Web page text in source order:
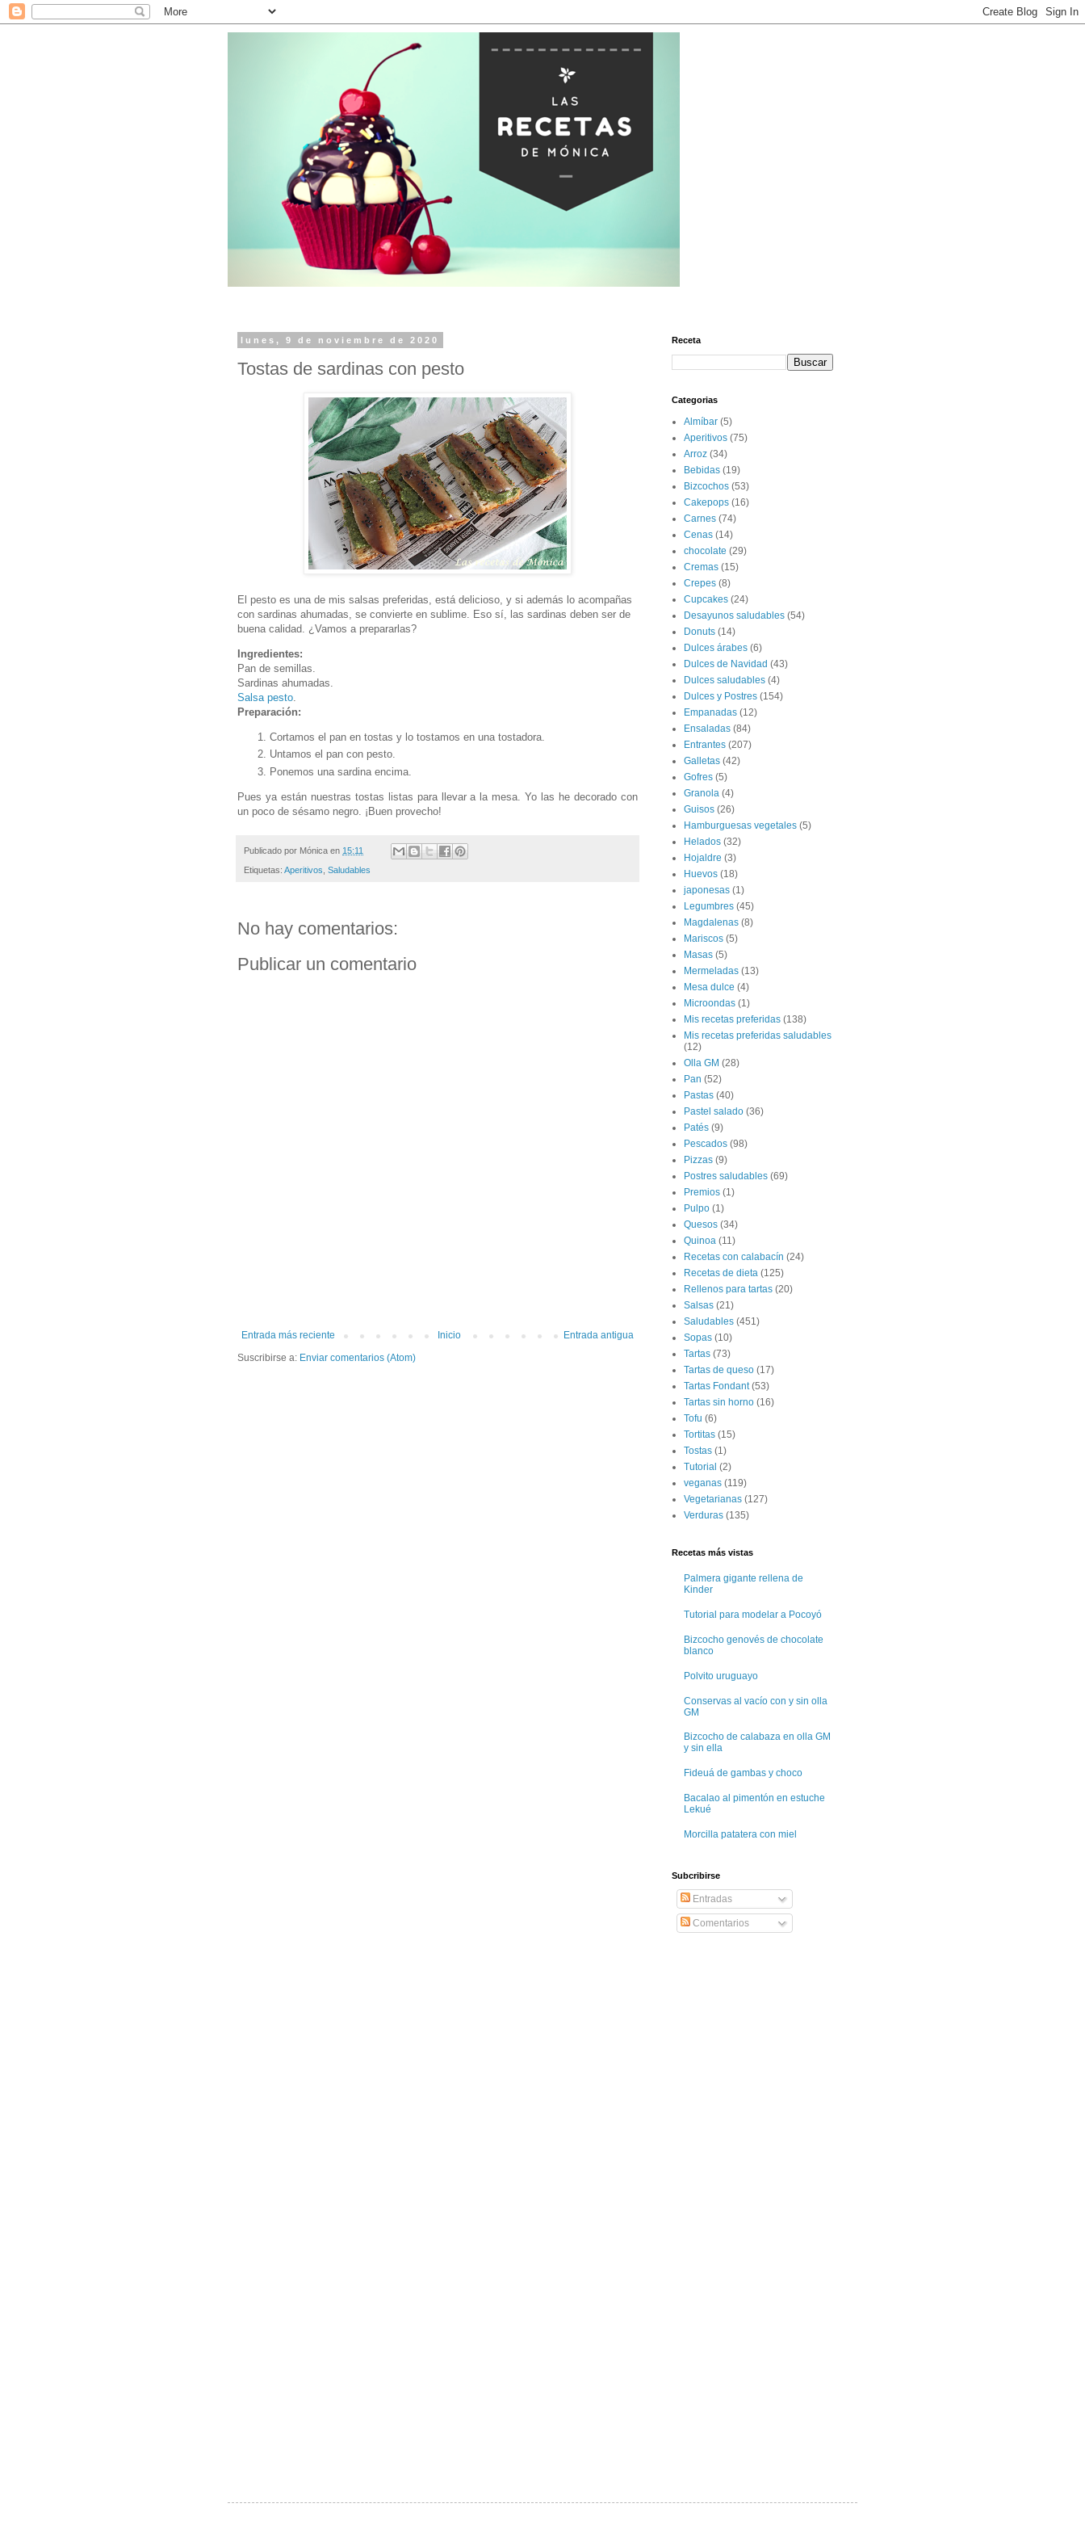
lunes, 9 de noviembre de 2020
Tostas de sardinas con pesto
El pesto es una de mis salsas preferidas, está delicioso, y si además lo acompañas
con sardinas ahumadas, se convierte en sublime. Eso sí, las sardinas deben ser de
buena calidad. ¿Vamos a prepararlas?
Ingredientes:
Pan de semillas.
Sardinas ahumadas.
Salsa pesto
Preparación:
Cortamos el pan en tostas y lo tostamos en una tostadora.
Untamos el pan con pesto.
Ponemos una sardina encima.
Pues ya están nuestras tostas listas para llevar a la mesa. Yo las he decorado con
un poco de sésamo negro. ¡Buen provecho!
Publicado por Mónica en 15:11
Etiquetas: Aperitivos Saludables
No hay comentarios:
Publicar un comentario
Entrada más reciente Entrada antigua
Inicio
Suscribirse a: Enviar comentarios (Atom)
Receta
Categorias
Almíbar (5)
Aperitivos (75)
Arroz (34)
Bebidas (19)
Bizcochos (53)
Cakepops (16)
Carnes (74)
Cenas (14)
chocolate (29)
Cremas (15)
Crepes (8)
Cupcakes (24)
Desayunos saludables (54)
Donuts (14)
Dulces árabes (6)
Dulces de Navidad (43)
Dulces saludables (4)
Dulces y Postres (154)
Empanadas (12)
Ensaladas (84)
Entrantes (207)
Galletas (42)
Gofres (5)
Granola (4)
Guisos (26)
Hamburguesas vegetales (5)
Helados (32)
Hojaldre (3)
Huevos (18)
japonesas (1)
Legumbres (45)
Magdalenas (8)
Mariscos (5)
Masas (5)
Mermeladas (13)
Mesa dulce (4)
Microondas (1)
Mis recetas preferidas (138)
Mis recetas preferidas saludables
(12)
Olla GM (28)
Pan (52)
Pastas (40)
Pastel salado (36)
Patés (9)
Pescados (98)
Pizzas (9)
Postres saludables (69)
Premios (1)
Pulpo (1)
Quesos (34)
Quinoa (11)
Recetas con calabacín (24)
Recetas de dieta (125)
Rellenos para tartas (20)
Salsas (21)
Saludables (451)
Sopas (10)
Tartas (73)
Tartas de queso (17)
Tartas Fondant (53)
Tartas sin horno (16)
Tofu (6)
Tortitas (15)
Tostas (1)
Tutorial (2)
veganas (119)
Vegetarianas (127)
Verduras (135)
Recetas más vistas
Palmera gigante rellena de
Kinder
Tutorial para modelar a Pocoyó
Bizcocho genovés de chocolate
blanco
Polvito uruguayo
Conservas al vacío con y sin olla
GM
Bizcocho de calabaza en olla GM
y sin ella
Fideuá de gambas y choco
Bacalao al pimentón en estuche
Lekué
Morcilla patatera con miel
Subcribirse
Entradas
Comentarios